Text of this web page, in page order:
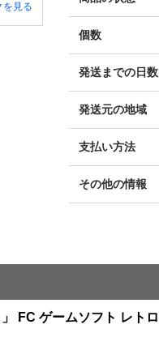
を見る
個数
発送までの日数
発送元の地域
支払い方法
その他の情報